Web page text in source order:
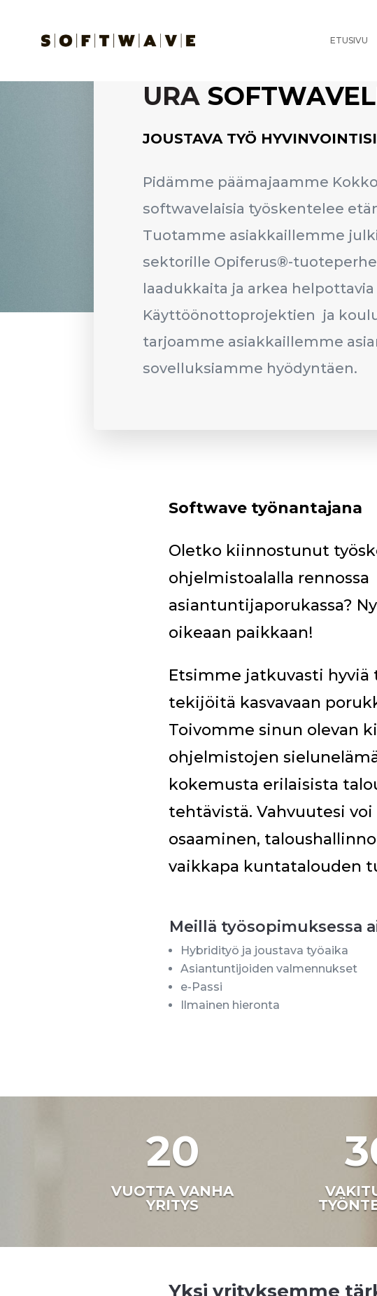
ETUSIVU
URA
JOUSTAVA TYÖ
Pidämme päämajaamme
softwavelaisia työskentelee
Tuotamme asiakkaillemme
sektorille Opiferus®-
laadukkaita ja arkea
Käyttöönottoprojektien ja
tarjoamme asiakkaillemme
sovelluksiamme hyödyntäen.
Softwave työnantajana
Oletko kiinnostunut
ohjelmistoalalla rennossa
asiantuntijaporukassa?
oikeaan paikkaan!
Etsimme jatkuvasti hyviä
tekijöitä kasvavaan
Toivomme sinun olevan
ohjelmistojen
kokemusta erilaisista
tehtävistä. Vahvuutesi
osaaminen,
vaikkapa kuntatalouden
Meillä työsopimuksessa
Hybridityö ja joustava työaika
Asiantuntijoiden valmennukset
e-Passi
Ilmainen hieronta
20
VUOTTA VANHA
YRITYS
Yksi yrityksemme